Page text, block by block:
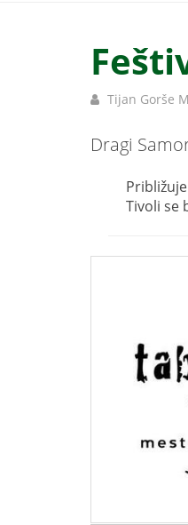
Tijan Gorše
Dragi
Tivoli se